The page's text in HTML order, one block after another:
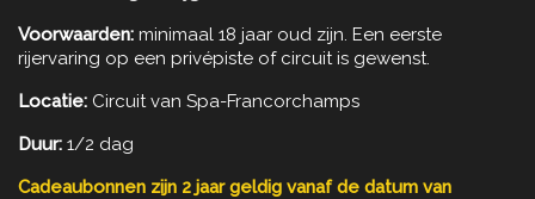
Voorwaarden: minimaal 18 jaar oud zijn. Een eerste
rijervaring op een privépiste of circuit is gewenst.
Locatie: Circuit van Spa-Francorchamps
Duur: 1/2 dag
Cadeaubonnen zijn 2 jaar geldig vanaf de datum van